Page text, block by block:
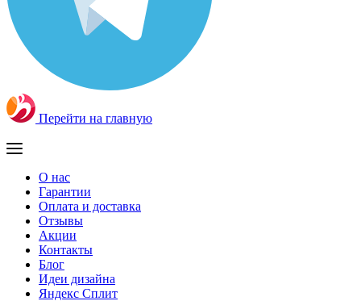
Перейти на главную
О нас
Гарантии
Оплата и доставка
Отзывы
Акции
Контакты
Блог
Идеи дизайна
Яндекс Сплит